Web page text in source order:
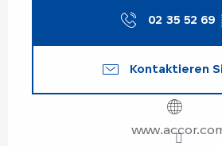
02 35 52 69
Kontaktieren